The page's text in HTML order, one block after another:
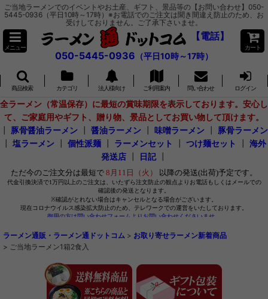
ご当地ラーメンでのイベントやお土産、ギフト、景品等の【お問い合わせ】050-
5445-0936（平日10時～17時）※お電話でのご注文は聞き間違え防止のため、お
受けしておりません。ご了承下さいませ。
メニュー
【電話】
050-5445-0936 （平日10時～17時）
カート
商品検索 カテゴリ 法人様向け ご利用案内 問い合わせ ログイン
全ラーメン（常温保存）に最短の賞味期限を表示しております。安心し
て、ご家庭用やギフト、贈り物、景品としてお買い物して頂けます。
豚骨醤油ラーメン 醤油ラーメン 味噌ラーメン
豚骨ラーメン
塩ラーメン 個性派麺 ラーメンセット つけ麺セット
海外
発送店
日記┃
ラーメン通販・ラーメン通ドットコム > お取り寄せラーメン新着商品
> ご当地ラーメン1箱2食入